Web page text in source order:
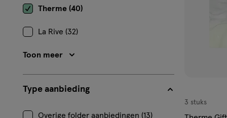
Therme (40)
La Rive (32)
Toon meer
Type aanbieding
Overige folder aanbiedingen (13)
3 stuks